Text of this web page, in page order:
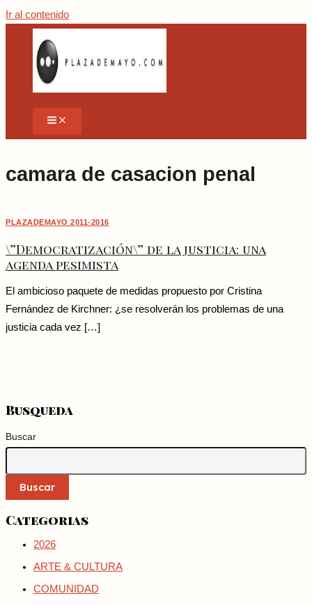
Ir al contenido
camara de casacion penal
PLAZADEMAYO 2011-2016
\”Democratización\” de la justicia: una
agenda pesimista
El ambicioso paquete de medidas propuesto por Cristina
Fernández de Kirchner: ¿se resolverán los problemas de una
justicia cada vez […]
Busqueda
Buscar
Buscar
Categorias
2026
ARTE & CULTURA
COMUNIDAD